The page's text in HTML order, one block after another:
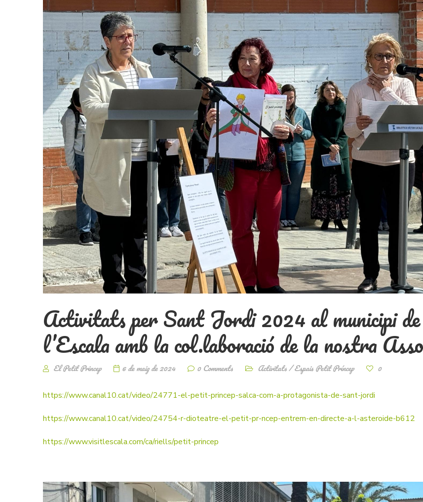
Activitats per Sant Jordi 2024 al municipi de
l’Escala amb la col.laboració de la nostra
El Petit Princep 6 de maig de 2024 0 Comments Activitats/Espais Petit Príncep 0
https://www.canal10.cat/video/24771-el-petit-princep-salca-com-a-protagonista-de-sant-jordi
https://www.canal10.cat/video/24754-r-dioteatre-el-petit-pr-ncep-entrem-en-directe-a-l-asteroide-b612
https://www.visitlescala.com/ca/riells/petit-princep